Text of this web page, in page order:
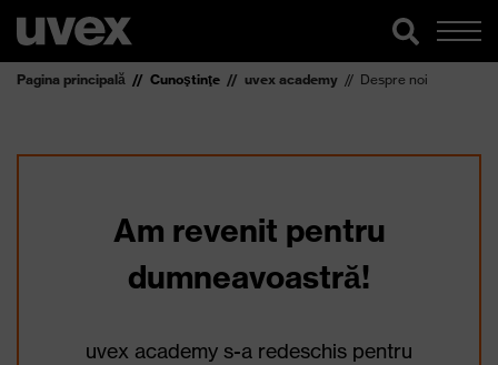
Pagina principală Cunoştinţe uvex academy Despre noi
Am revenit pentru
dumneavoastră!
uvex academy s-a redeschis pentru